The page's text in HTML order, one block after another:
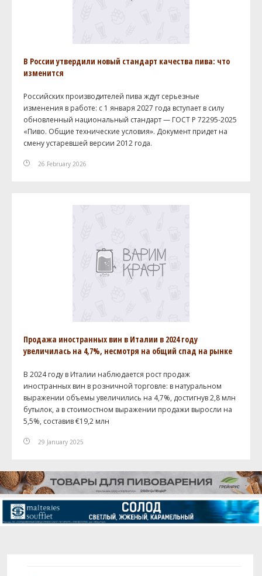
В России утвердили новый стандарт качества пива: что
изменится
Российских производителей пива ждут серьезные
изменения в работе: с 1 января 2027 года вступает в силу
обновленный национальный стандарт — ГОСТ Р 72295-2025
«Пиво. Общие технические условия». Документ придет на
смену устаревшей версии 2012 года.
26 February 2026
Продажа иностранных вин в Италии в 2024 году
увеличилась на 4,7%, несмотря на общий спад на рынке
В 2024 году в Италии наблюдается рост продаж
иностранных вин в розничной торговле: в натуральном
выражении объемы увеличились на 4,7%, достигнув 2,8 млн
бутылок, а в стоимостном выражении продажи выросли на
5,5%, составив €19,2 млн
29 January 2025